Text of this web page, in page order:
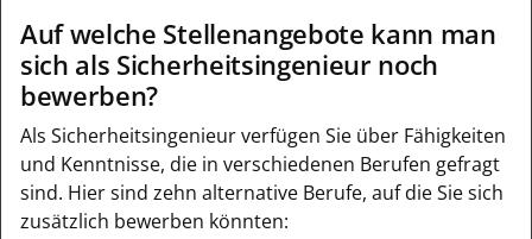
Auf welche Stellenangebote kann man
sich als Sicherheitsingenieur noch
bewerben?
Als Sicherheitsingenieur verfügen Sie über Fähigkeiten
und Kenntnisse, die in verschiedenen Berufen gefragt
sind. Hier sind zehn alternative Berufe, auf die Sie sich
zusätzlich bewerben könnten: